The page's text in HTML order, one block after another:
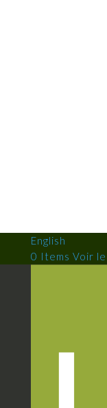
English
0 Items